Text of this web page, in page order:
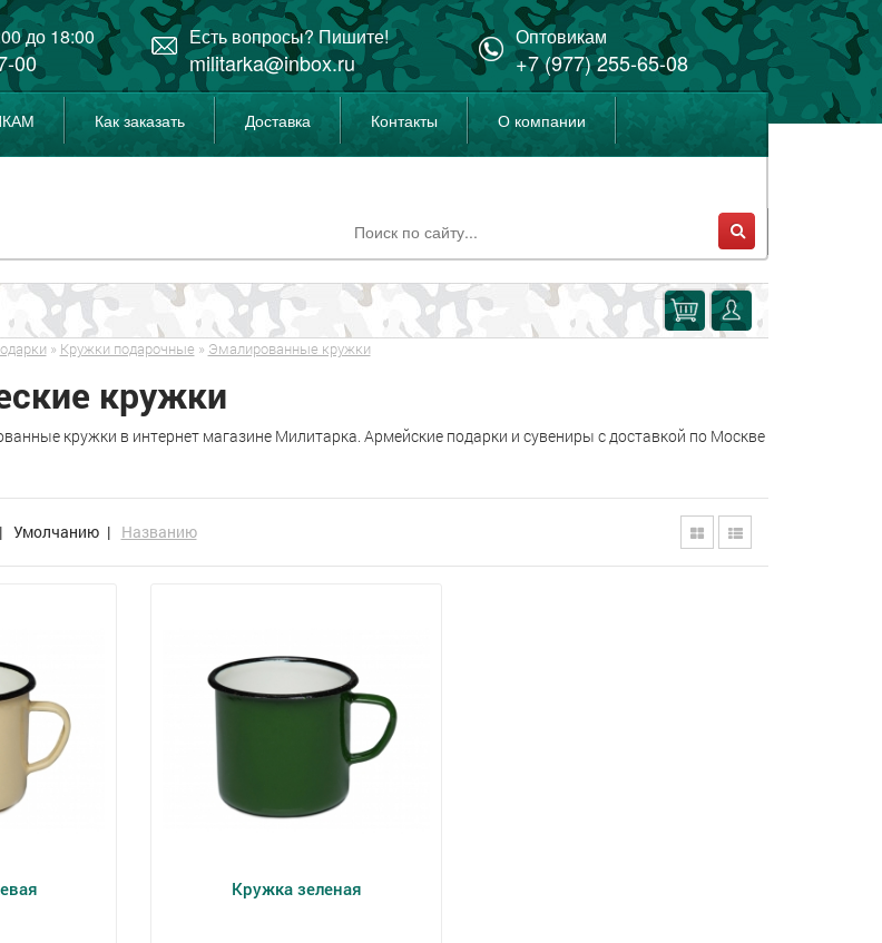
до 18:00
00
Есть вопросы? Пишите!
militarka@inbox.ru
Оптовикам
+7 (977) 255-65-08
Как заказать Доставка Контакты О компании
» Кружки подарочные » Эмалированные кружки
кружки
кружки в интернет магазине Милитарка. Армейские подарки и сувениры с доставкой по Москве
| Умолчанию | Названию
Кружка зеленая